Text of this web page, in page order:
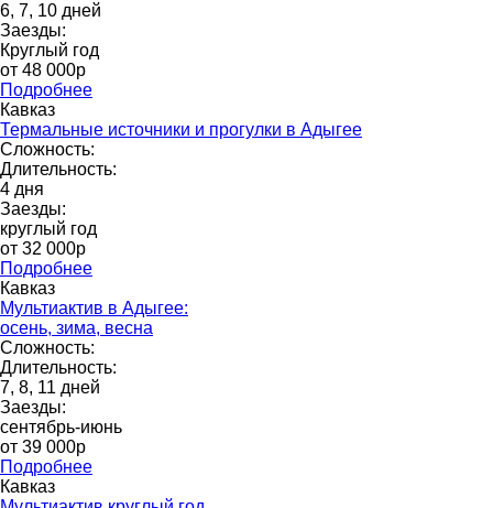
6, 7, 10 дней
Заезды:
Круглый год
от 48 000p
Подробнее
Кавказ
Термальные источники и прогулки в Адыгее
Сложность:
Длительность:
4 дня
Заезды:
круглый год
от 32 000p
Подробнее
Кавказ
Мультиактив в Адыгее:
осень, зима, весна
Сложность:
Длительность:
7, 8, 11 дней
Заезды:
сентябрь-июнь
от 39 000p
Подробнее
Кавказ